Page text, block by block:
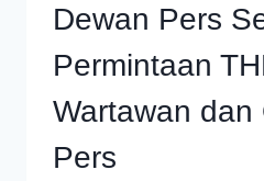
Dewan Pers
Permintaan
Wartawan dan
Pers